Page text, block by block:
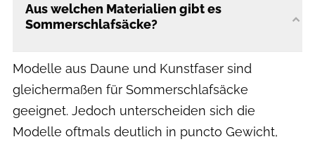
Aus welchen Materialien gibt es
Sommerschlafsäcke?
Modelle aus Daune und Kunstfaser sind
gleichermaßen für Sommerschlafsäcke
geeignet. Jedoch unterscheiden sich die
Modelle oftmals deutlich in puncto Gewicht,